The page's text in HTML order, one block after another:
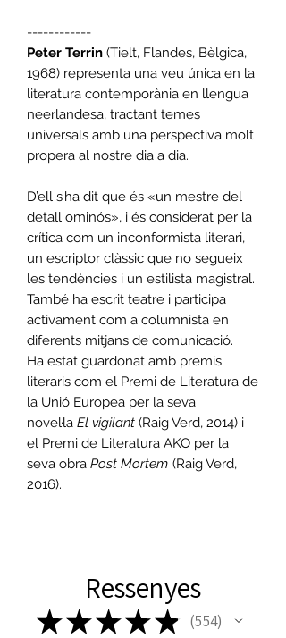
------------
Peter Terrin (Tielt, Flandes, Bèlgica,
1968) representa una veu única en la
literatura contemporània en llengua
neerlandesa, tractant temes
universals amb una perspectiva molt
propera al nostre dia a dia.
D’ell s’ha dit que és «un mestre del
detall ominós», i és considerat per la
crítica com un inconformista literari,
un escriptor clàssic que no segueix
les tendències i un estilista magistral.
També ha escrit teatre i participa
activament com a columnista en
diferents mitjans de comunicació.
Ha estat guardonat amb premis
literaris com el Premi de Literatura de
la Unió Europea per la seva
novel·la El vigilant (Raig Verd, 2014) i
el Premi de Literatura AKO per la
seva obra Post Mortem (Raig Verd,
2016).
Ressenyes
★★★★★ 554
554